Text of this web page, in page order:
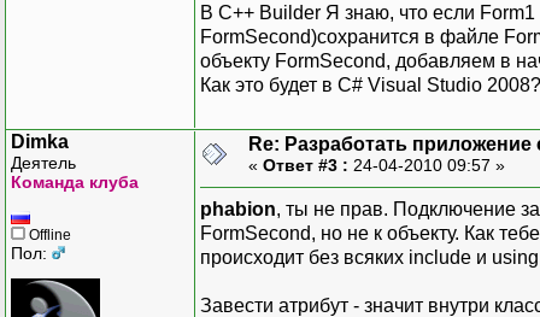
В С++ Builder Я знаю, что если
FormSecond)сохранится в файле
объекту FormSecond, добавляем в
Как это будет в C# Visual Studio 2008?
Dimka
Деятель
Команда клуба
Offline
Пол:
Re: Разработать
« Ответ #3 : 24-04-2010 09:57 »
phabion, ты не прав. Подключение
FormSecond, но не к объекту. Как
происходит без всяких include и
Завести атрибут - значит внутри